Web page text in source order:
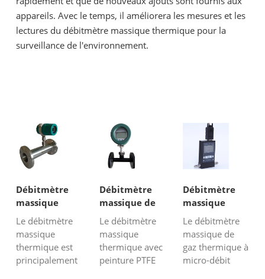
appareils. Avec le temps, il améliorera les mesures et les
lectures du débitmètre massique thermique pour la
surveillance de l'environnement.
Débitmètre
massique
thermique en
ligne de 4
”pour l'air
Le débitmètre
massique
thermique est
principalement
Débitmètre
massique de
gaz thermique
à bride avec
peinture PTFE
Le débitmètre
massique
thermique avec
peinture PTFE
Débitmètre
massique
thermique
pour gaz de
laboratoire
Le débitmètre
massique de
gaz thermique à
micro-débit